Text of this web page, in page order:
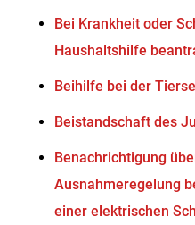
Bei Krankheit oder
Haushaltshilfe
Beihilfe bei der
Beistandschaft des
Benachrichtigung
Ausnahmeregelung
einer elektrischen